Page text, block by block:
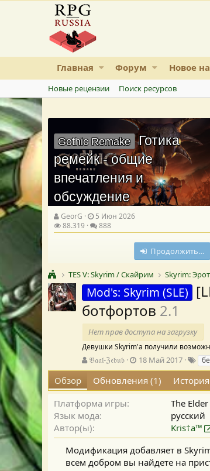
Главная Форум Новое
Новые рецензии Поиск ресурсов
Gothic Remake Готика
ремейк - общие
впечатления и
обсуждение
GeorG
5 Июн 2026
88.319
888
Продолжить…
TES V: Skyrim / Скайрим Skyrim:
Mod's: Skyrim (SLE)
ботфортов 2.1
Нет прав доступа на загрузку
Девушки Skyrim'а получили
А
в
о
р
𝔅𝔞𝔞𝔩-ℨ𝔢𝔟𝔲𝔟
Д
а
т
а
н
и
18 Май 2017
е
г
и
Обзор Обновления (1) История
Платформа игры
The
Язык мода
русский
Автор(ы)
Kris†a™
Модификация добавляет в
всем добром вы найдете на